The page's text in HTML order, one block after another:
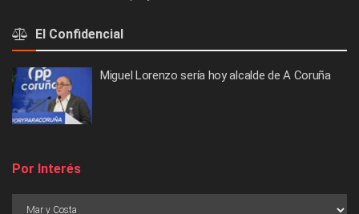
El Confidencial
Miguel Lorenzo sería hoy alcalde de A Coruña
Por Interés